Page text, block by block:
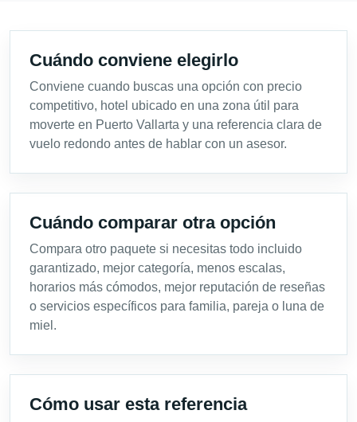
Cuándo conviene elegirlo
Conviene cuando buscas una opción con precio
competitivo, hotel ubicado en una zona útil para
moverte en Puerto Vallarta y una referencia clara de
vuelo redondo antes de hablar con un asesor.
Cuándo comparar otra opción
Compara otro paquete si necesitas todo incluido
garantizado, mejor categoría, menos escalas,
horarios más cómodos, mejor reputación de reseñas
o servicios específicos para familia, pareja o luna de
miel.
Cómo usar esta referencia